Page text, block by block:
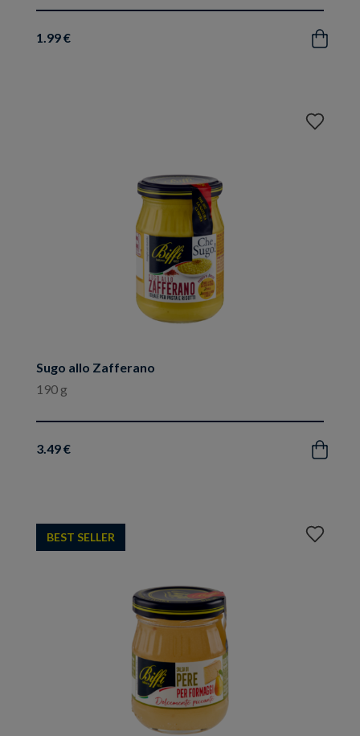
1.99 € Acquista
Sugo allo Zafferano
190 g
3.49 € Acquista
Aggiungi
BEST SELLER
Aggiungi